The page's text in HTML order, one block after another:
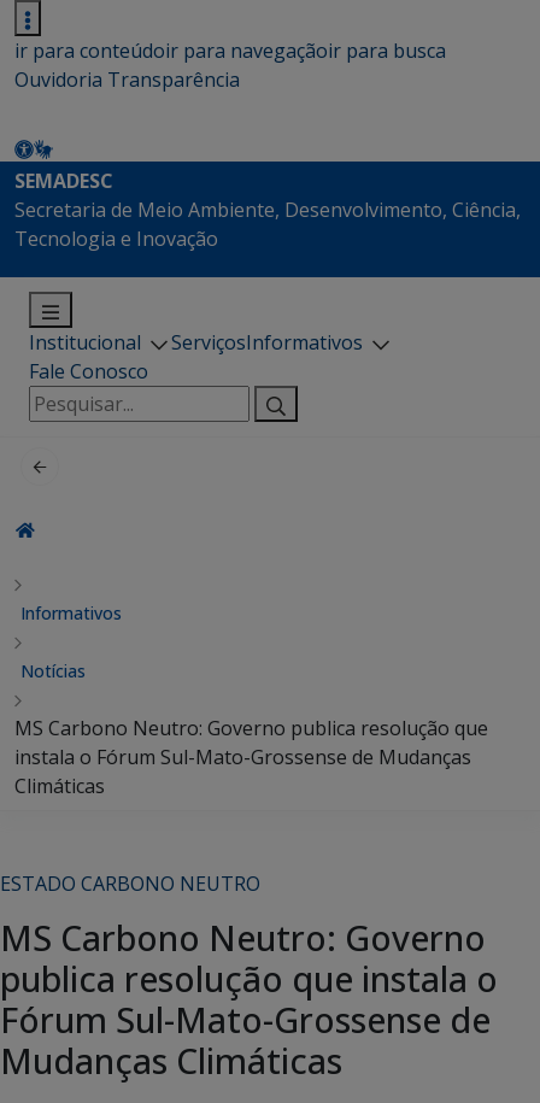
ir para conteúdoir para navegaçãoir para busca
Ouvidoria Transparência
SEMADESC
Secretaria de Meio Ambiente, Desenvolvimento, Ciência,
Tecnologia e Inovação
Institucional ServiçosInformativos
Fale Conosco
Pesquisar
por:
Informativos
Notícias
MS Carbono Neutro: Governo publica resolução que
instala o Fórum Sul-Mato-Grossense de Mudanças
Climáticas
ESTADO CARBONO NEUTRO
MS Carbono Neutro: Governo
publica resolução que instala o
Fórum Sul-Mato-Grossense de
Mudanças Climáticas